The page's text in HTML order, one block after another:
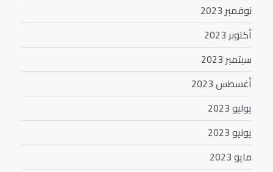
نوفمبر 2023
أكتوبر 2023
سبتمبر 2023
أغسطس 2023
يوليو 2023
يونيو 2023
مايو 2023